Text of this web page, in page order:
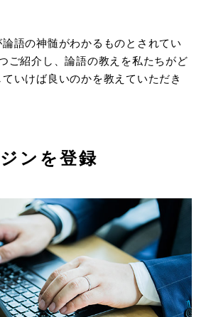
語の神髄がわかるものとされてい
ご紹介し、論語の教えを私たちがど
いけば良いのかを教えていただき
ンを登録